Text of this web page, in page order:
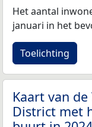
Het aantal
januari in het
Toelichting
Kaart van
District met